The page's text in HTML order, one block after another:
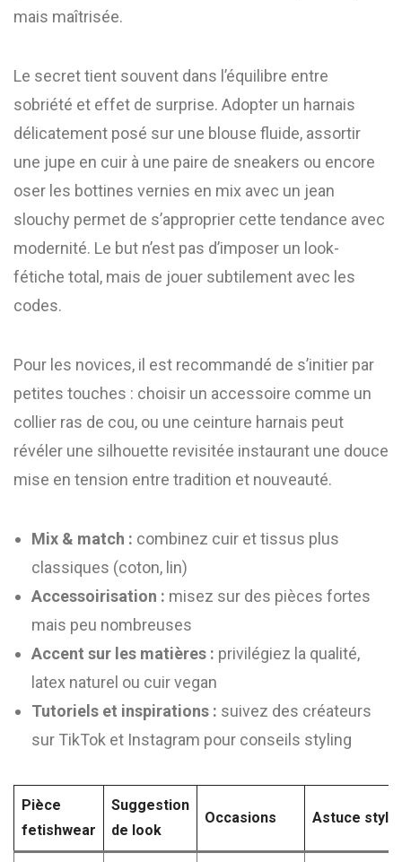
mais maîtrisée.
Le secret tient souvent dans l’équilibre entre
sobriété et effet de surprise. Adopter un harnais
délicatement posé sur une blouse fluide, assortir
une jupe en cuir à une paire de sneakers ou encore
oser les bottines vernies en mix avec un jean
slouchy permet de s’approprier cette tendance avec
modernité. Le but n’est pas d’imposer un look-
fétiche total, mais de jouer subtilement avec les
codes.
Pour les novices, il est recommandé de s’initier par
petites touches : choisir un accessoire comme un
collier ras de cou, ou une ceinture harnais peut
révéler une silhouette revisitée instaurant une douce
mise en tension entre tradition et nouveauté.
Mix & match : combinez cuir et tissus plus
classiques (coton, lin)
Accessoirisation : misez sur des pièces fortes
mais peu nombreuses
Accent sur les matières : privilégiez la qualité,
latex naturel ou cuir vegan
Tutoriels et inspirations : suivez des créateurs
sur TikTok et Instagram pour conseils styling
Pièce
fetishwear
Suggestion
de look
Occasions Astuce style